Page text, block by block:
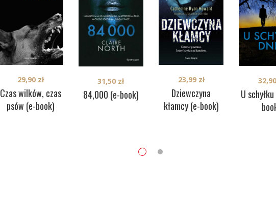
Czas wilków, czas
psów (e-book)
29,90 zł
84,000 (e-book)
31,50 zł
Dziewczyna
kłamcy (e-book)
23,99 zł
U
32,90